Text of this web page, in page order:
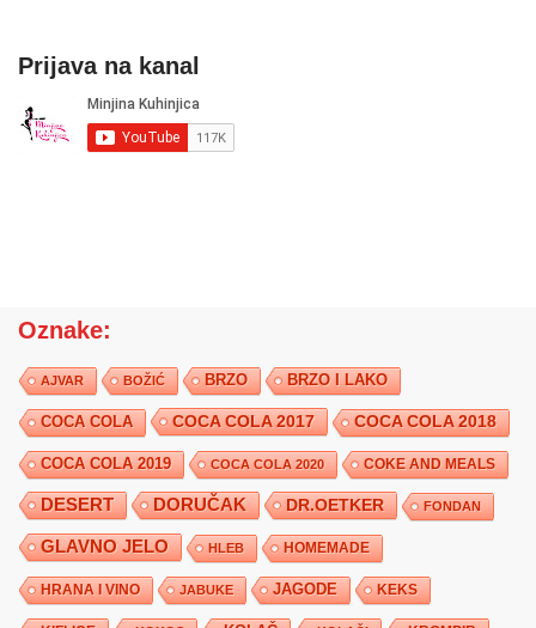
Prijava na kanal
Oznake:
AJVAR BOŽIĆ BRZO BRZO I LAKO
COCA COLA COCA COLA 2017 COCA COLA 2018
COCA COLA 2019 COCA COLA 2020 COKE AND MEALS
DESERT DORUČAK DR.OETKER FONDAN
GLAVNO JELO HLEB HOMEMADE
HRANA I VINO JABUKE JAGODE KEKS